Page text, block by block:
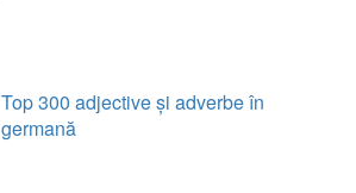
Top 300 adjective și adverbe în
germană